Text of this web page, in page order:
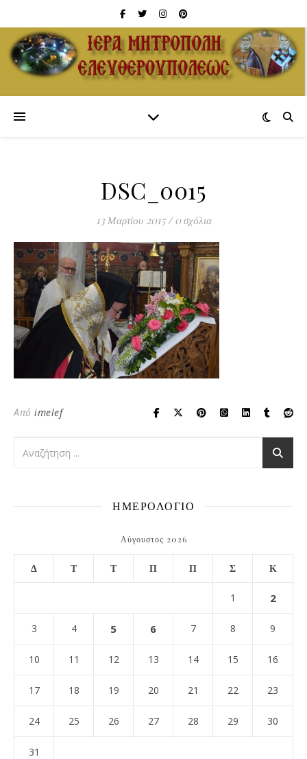
DSC_0015
13 Μαρτίου 2015 / 0 σχόλια
Από imelef
ΗΜΕΡΟΛΟΓΙΟ
Αύγουστος 2026
Δ Τ Τ Π Π Σ Κ
1 2
3 4 5 6 7 8 9
10 11 12 13 14 15 16
17 18 19 20 21 22 23
24 25 26 27 28 29 30
31